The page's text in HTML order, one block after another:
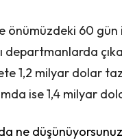
önümüzdeki 60
departmanlarda
1,2 milyar dolar
ise 1,4 milyar
ne